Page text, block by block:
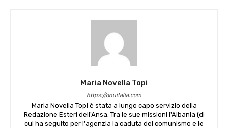
Maria Novella Topi
https://onuitalia.com
Maria Novella Topi è stata a lungo capo servizio della
Redazione Esteri dell'Ansa. Tra le sue missioni l'Albania (di
cui ha seguito per l'agenzia la caduta del comunismo e le